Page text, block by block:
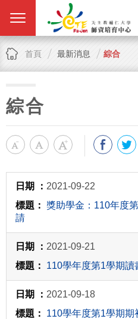
首頁 最新消息 綜合
綜合
2021-09-22
獎助學金：110年度
請
2021-09-21
110學年度第1學期讀
2021-09-18
110學年度第1學期